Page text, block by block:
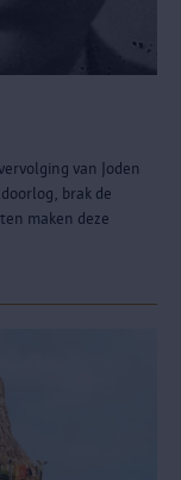
van Joden
brak de
maken deze